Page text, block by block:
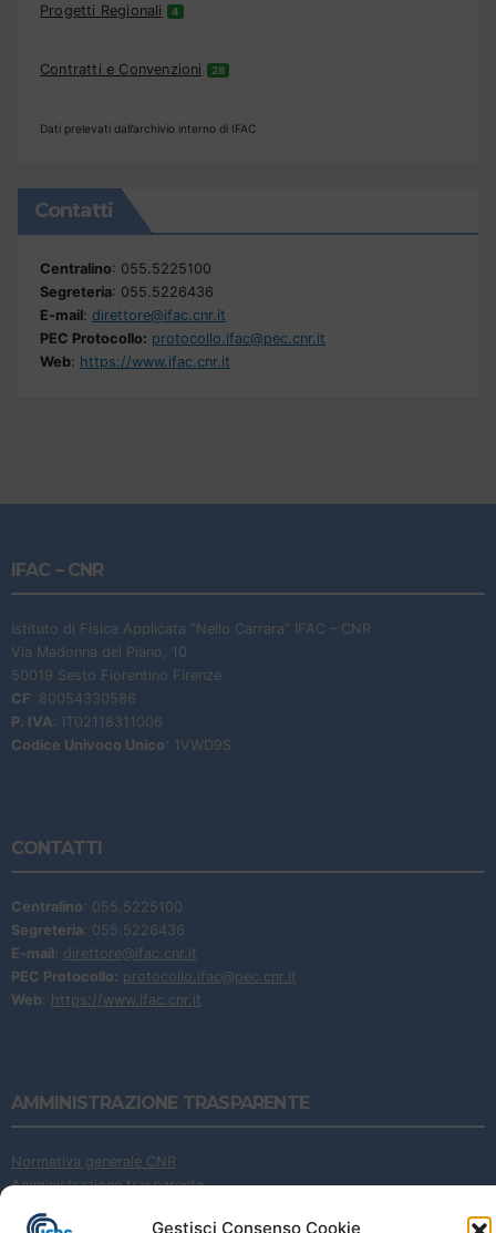
Gestisci Consenso Cookie
Progetti Regionali 4
Contratti e Convenzioni 28
Dati prelevati dall’archivio interno di IFAC
Contatti
Centralino: 055.5225100
Segreteria: 055.5226436
E-mail: direttore@ifac.cnr.it
PEC Protocollo: protocollo.ifac@pec.cnr.it
Web: https://www.ifac.cnr.it
IFAC – CNR
Istituto di Fisica Applicata “Nello Carrara” IFAC – CNR
Via Madonna del Piano, 10
50019 Sesto Fiorentino Firenze
CF: 80054330586
P. IVA: IT02118311006
Codice Univoco Unico: 1VWD9S
CONTATTI
Centralino: 055.5225100
Segreteria: 055.5226436
E-mail: direttore@ifac.cnr.it
PEC Protocollo: protocollo.ifac@pec.cnr.it
Web: https://www.ifac.cnr.it
AMMINISTRAZIONE TRASPARENTE
Normativa generale CNR
Amministrazione trasparente